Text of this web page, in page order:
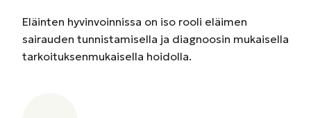
Eläinten hyvinvoinnissa on iso rooli eläimen
sairauden tunnistamisella ja diagnoosin mukaisella
tarkoituksenmukaisella hoidolla.